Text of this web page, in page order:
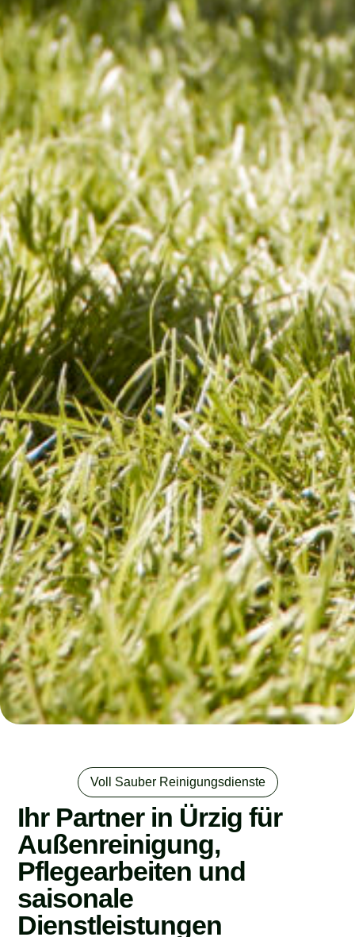
Voll Sauber Reinigungsdienste
Ihr Partner in Ürzig für
Außenreinigung,
Pflegearbeiten und
saisonale
Dienstleistungen